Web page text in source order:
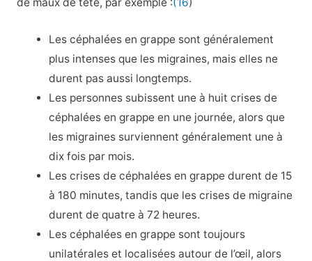
Les céphalées en grappe sont généralement
plus intenses que les migraines, mais elles ne
durent pas aussi longtemps.
Les personnes subissent une à huit crises de
céphalées en grappe en une journée, alors que
les migraines surviennent généralement une à
dix fois par mois.
Les crises de céphalées en grappe durent de 15
à 180 minutes, tandis que les crises de migraine
durent de quatre à 72 heures.
Les céphalées en grappe sont toujours
unilatérales et localisées autour de l’œil, alors